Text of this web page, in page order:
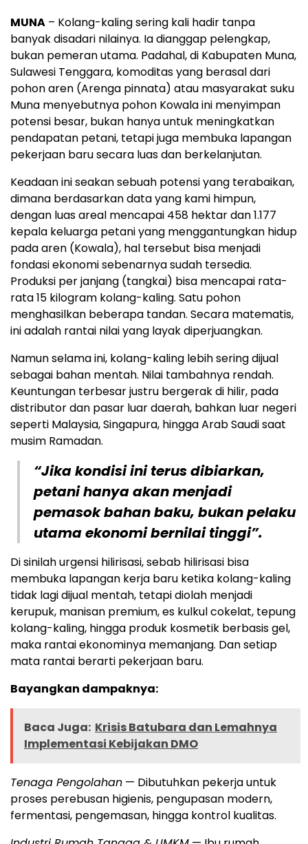
MUNA – Kolang-kaling sering kali hadir tanpa
banyak disadari nilainya. Ia dianggap pelengkap,
bukan pemeran utama. Padahal, di Kabupaten Muna,
Sulawesi Tenggara, komoditas yang berasal dari
pohon aren (Arenga pinnata) atau masyarakat suku
Muna menyebutnya pohon Kowala ini menyimpan
potensi besar, bukan hanya untuk meningkatkan
pendapatan petani, tetapi juga membuka lapangan
pekerjaan baru secara luas dan berkelanjutan.
Keadaan ini seakan sebuah potensi yang terabaikan,
dimana berdasarkan data yang kami himpun,
dengan luas areal mencapai 458 hektar dan 1.177
kepala keluarga petani yang menggantungkan hidup
pada aren (Kowala), hal tersebut bisa menjadi
fondasi ekonomi sebenarnya sudah tersedia.
Produksi per janjang (tangkai) bisa mencapai rata-
rata 15 kilogram kolang-kaling. Satu pohon
menghasilkan beberapa tandan. Secara matematis,
ini adalah rantai nilai yang layak diperjuangkan.
Namun selama ini, kolang-kaling lebih sering dijual
sebagai bahan mentah. Nilai tambahnya rendah.
Keuntungan terbesar justru bergerak di hilir, pada
distributor dan pasar luar daerah, bahkan luar negeri
seperti Malaysia, Singapura, hingga Arab Saudi saat
musim Ramadan.
“Jika kondisi ini terus dibiarkan,
petani hanya akan menjadi
pemasok bahan baku, bukan pelaku
utama ekonomi bernilai tinggi”.
Di sinilah urgensi hilirisasi, sebab hilirisasi bisa
membuka lapangan kerja baru ketika kolang-kaling
tidak lagi dijual mentah, tetapi diolah menjadi
kerupuk, manisan premium, es kulkul cokelat, tepung
kolang-kaling, hingga produk kosmetik berbasis gel,
maka rantai ekonominya memanjang. Dan setiap
mata rantai berarti pekerjaan baru.
Bayangkan dampaknya:
Baca Juga: Krisis Batubara dan Lemahnya
Implementasi Kebijakan DMO
Tenaga Pengolahan — Dibutuhkan pekerja untuk
proses perebusan higienis, pengupasan modern,
fermentasi, pengemasan, hingga kontrol kualitas.